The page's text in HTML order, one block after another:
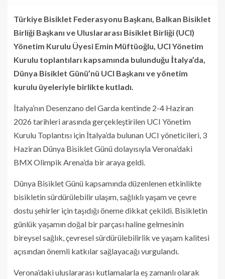
Türkiye Bisiklet Federasyonu Başkanı, Balkan Bisiklet
Birliği Başkanı ve Uluslararası Bisiklet Birliği (UCI)
Yönetim Kurulu Üyesi Emin Müftüoğlu, UCI Yönetim
Kurulu toplantıları kapsamında bulunduğu İtalya’da,
Dünya Bisiklet Günü’nü UCI Başkanı ve yönetim
kurulu üyeleriyle birlikte kutladı.
İtalya’nın Desenzano del Garda kentinde 2-4 Haziran
2026 tarihleri arasında gerçekleştirilen UCI Yönetim
Kurulu Toplantısı için İtalya’da bulunan UCI yöneticileri, 3
Haziran Dünya Bisiklet Günü dolayısıyla Verona’daki
BMX Olimpik Arena’da bir araya geldi.
Dünya Bisiklet Günü kapsamında düzenlenen etkinlikte
bisikletin sürdürülebilir ulaşım, sağlıklı yaşam ve çevre
dostu şehirler için taşıdığı öneme dikkat çekildi. Bisikletin
günlük yaşamın doğal bir parçası haline gelmesinin
bireysel sağlık, çevresel sürdürülebilirlik ve yaşam kalitesi
açısından önemli katkılar sağlayacağı vurgulandı.
Verona’daki uluslararası kutlamalarla eş zamanlı olarak